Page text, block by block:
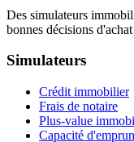
Des simulateurs
bonnes décisions
Simulateurs
Crédit immobilier
Frais de notaire
Plus-value
Capacité